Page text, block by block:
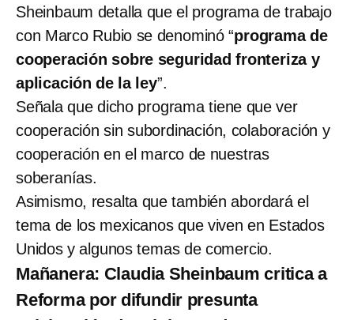
Sheinbaum detalla que el programa de trabajo
con Marco Rubio se denominó “programa de
cooperación sobre seguridad fronteriza y
aplicación de la ley”.
Señala que dicho programa tiene que ver
cooperación sin subordinación, colaboración y
cooperación en el marco de nuestras
soberanías.
Asimismo, resalta que también abordará el
tema de los mexicanos que viven en Estados
Unidos y algunos temas de comercio.
Mañanera: Claudia Sheinbaum critica a
Reforma por difundir presunta